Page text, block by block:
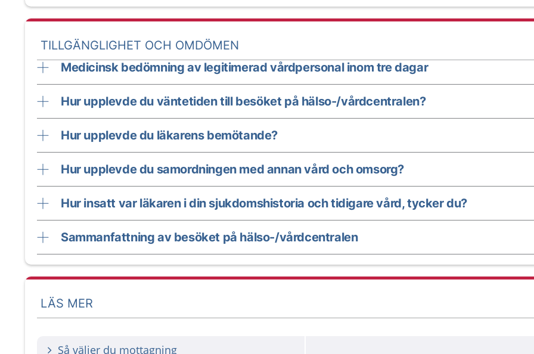
TILLGÄNGLIGHET OCH OMDÖMEN
Medicinsk bedömning av legitimerad vårdpersonal inom tre dagar
Hur upplevde du väntetiden till besöket på hälso-/vårdcentralen?
Hur upplevde du läkarens bemötande?
Hur upplevde du samordningen med annan vård och omsorg?
Hur insatt var läkaren i din sjukdomshistoria och tidigare vård, tycker du?
Sammanfattning av besöket på hälso-/vårdcentralen
LÄS MER
Så väljer du mottagning